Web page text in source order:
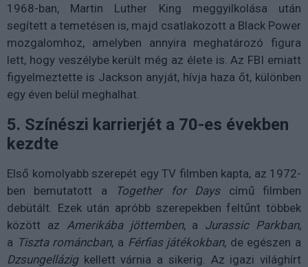
1968-ban, Martin Luther King meggyilkolása után
segített a temetésen is, majd csatlakozott a Black Power
mozgalomhoz, amelyben annyira meghatározó figura
lett, hogy veszélybe került még az élete is. Az FBI emiatt
figyelmeztette is Jackson anyját, hívja haza őt, különben
egy éven belül meghalhat.
5. Színészi karrierjét a 70-es években
kezdte
Első komolyabb szerepét egy TV filmben kapta, az 1972-
ben bemutatott a
Together for Dayscímű filmben
debütált. Ezek után apróbb szerepekben feltűnt többek
között az Amerikába jöttemben, a Jurassic Parkban,
a Tiszta románcban, a Férfias játékokban, de egészen a
Dzsungellázigkellett várnia a sikerig. Az igazi világhírt